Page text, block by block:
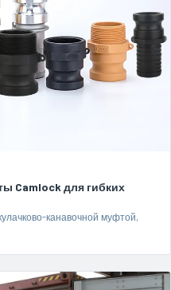
Camlock для гибких
канавочной муфтой,